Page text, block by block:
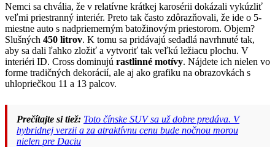
Nemci sa chvália, že v relatívne krátkej karosérii dokázali vykúzliť
veľmi priestranný interiér. Preto tak často zdôrazňovali, že ide o 5-
miestne auto s nadpriemerným batožinovým priestorom. Objem?
Slušných 450 litrov. K tomu sa pridávajú sedadlá navrhnuté tak,
aby sa dali ľahko zložiť a vytvoriť tak veľkú ležiacu plochu. V
interiéri ID. Cross dominujú rastlinné motívy. Nájdete ich nielen vo
forme tradičných dekorácií, ale aj ako grafiku na obrazovkách s
uhlopriečkou 11 a 13 palcov.
Prečítajte si tiež: Toto čínske SUV sa už dobre predáva. V
hybridnej verzii a za atraktívnu cenu bude nočnou morou
nielen pre Daciu